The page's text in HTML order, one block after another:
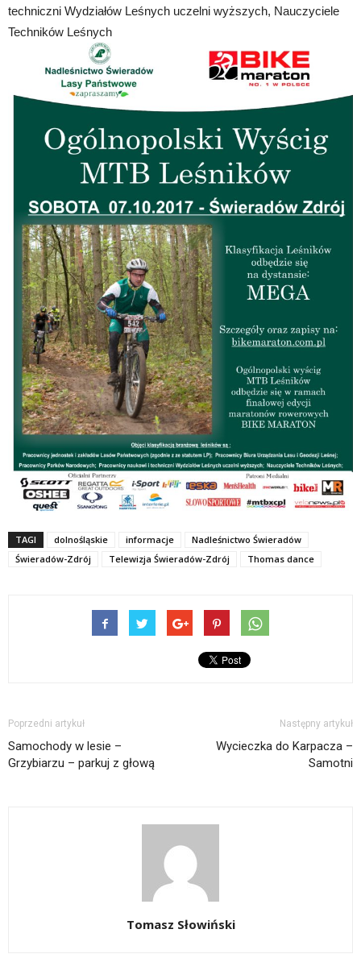
techniczni Wydziałów Leśnych uczelni wyższych, Nauczyciele
Techników Leśnych
TAGI dolnośląskie informacje
Nadleśnictwo Świeradów
Świeradów-Zdrój
Telewizja Świeradów-Zdrój Thomas dance
Poprzedni artykuł
Samochody w lesie –
Grzybiarzu – parkuj z głową
Następny artykuł
Wycieczka do Karpacza –
Samotni
Tomasz Słowiński